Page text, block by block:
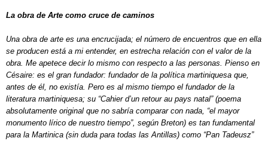
La obra de Arte como cruce de caminos
Una obra de arte es una encrucijada; el número de encuentros que en ella
se producen está a mi entender, en estrecha relación con el valor de la
obra. Me apetece decir lo mismo con respecto a las personas. Pienso en
Césaire: es el gran fundador: fundador de la política martiniquesa que,
antes de él, no existía. Pero es al mismo tiempo el fundador de la
literatura martiniquesa; su “Cahier d’un retour au pays natal” (poema
absolutamente original que no sabría comparar con nada, “el mayor
monumento lírico de nuestro tiempo”, según Breton) es tan fundamental
para la Martinica (sin duda para todas las Antillas) como “Pan Tadeusz”